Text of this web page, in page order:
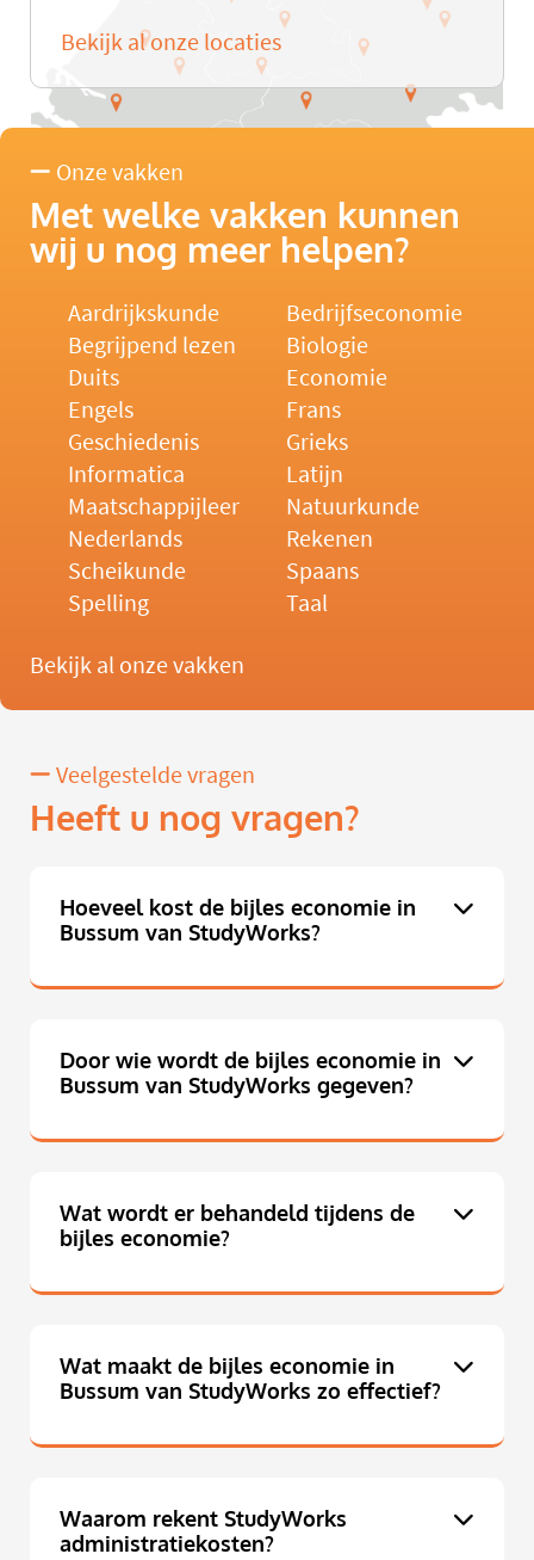
Bekijk al onze locaties
Onze vakken
Met welke vakken kunnen
wij u nog meer helpen?
Aardrijkskunde
Bedrijfseconomie
Begrijpend lezen
Biologie
Duits
Economie
Engels
Frans
Geschiedenis
Grieks
Informatica
Latijn
Maatschappijleer
Natuurkunde
Nederlands
Rekenen
Scheikunde
Spaans
Spelling
Taal
Bekijk al onze vakken
Veelgestelde vragen
Heeft u nog vragen?
Hoeveel kost de bijles economie in
Bussum van StudyWorks?
Door wie wordt de bijles economie in
Bussum van StudyWorks gegeven?
Wat wordt er behandeld tijdens de
bijles economie?
Wat maakt de bijles economie in
Bussum van StudyWorks zo effectief?
Waarom rekent StudyWorks
administratiekosten?